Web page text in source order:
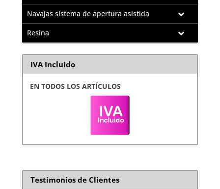
Navajas sistema de apertura asistida
Resina
IVA Incluido
EN TODOS LOS ARTÍCULOS
Testimonios de Clientes